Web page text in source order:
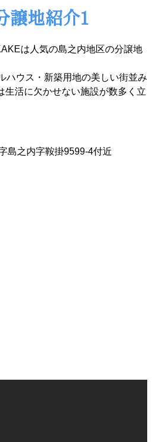
は人気の島之内地区の分譲地
ハウス・新築用地の美しい街並み
生活に欠かせない施設が数多く立
島之内字鞍掛9599-4付近